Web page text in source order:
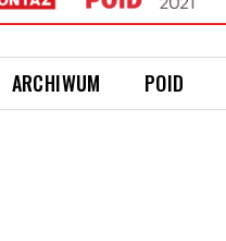
ARCHIWUM POID